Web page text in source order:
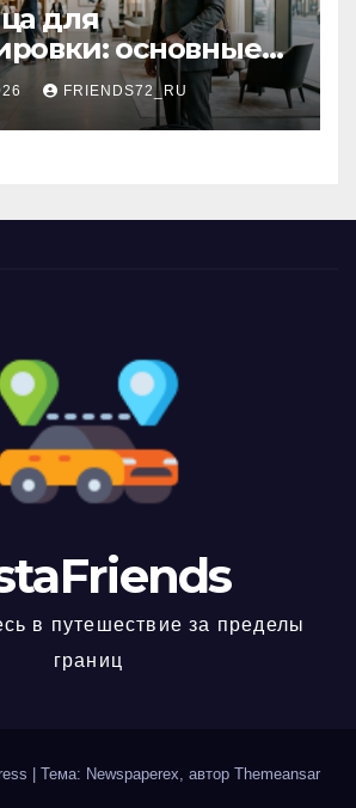
для
основные
выбора
FRIENDS72_RU
в путешествие за пределы
границ
Тема: Newspaperex, автор Themeansar